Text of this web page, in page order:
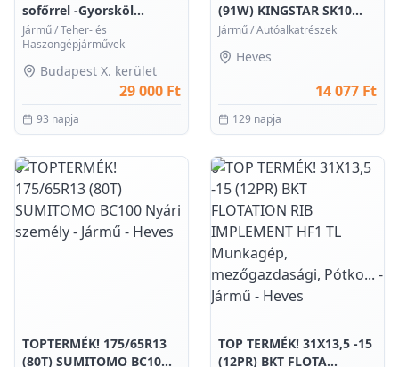
sofőrrel -Gyorsköl...
Jármű/Teher- és
Haszongépjárművek
Budapest X. kerület
29 000 Ft
93 napja
(91W) KINGSTAR SK10...
Jármű/Autóalkatrészek
Heves
14 077 Ft
129 napja
0
TOPTERMÉK! 175/65R13
(80T) SUMITOMO BC10...
0
TOP TERMÉK! 31X13,5 -15
(12PR) BKT FLOTA...